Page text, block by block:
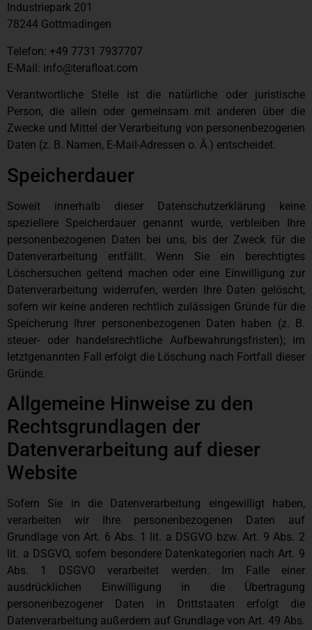
Industriepark 201
78244 Gottmadingen
Telefon: +49 7731 7937707
E-Mail: info@terafloat.com
Verantwortliche Stelle ist die natürliche oder juristische
Person, die allein oder gemeinsam mit anderen über die
Zwecke und Mittel der Verarbeitung von personenbezogenen
Daten (z. B. Namen, E-Mail-Adressen o. Ä.) entscheidet.
Speicherdauer
Soweit innerhalb dieser Datenschutzerklärung keine
speziellere Speicherdauer genannt wurde, verbleiben Ihre
personenbezogenen Daten bei uns, bis der Zweck für die
Datenverarbeitung entfällt. Wenn Sie ein berechtigtes
Löschersuchen geltend machen oder eine Einwilligung zur
Datenverarbeitung widerrufen, werden Ihre Daten gelöscht,
sofern wir keine anderen rechtlich zulässigen Gründe für die
Speicherung Ihrer personenbezogenen Daten haben (z. B.
steuer- oder handelsrechtliche Aufbewahrungsfristen); im
letztgenannten Fall erfolgt die Löschung nach Fortfall dieser
Gründe.
Allgemeine Hinweise zu den
Rechtsgrundlagen der
Datenverarbeitung auf dieser
Website
Sofern Sie in die Datenverarbeitung eingewilligt haben,
verarbeiten wir Ihre personenbezogenen Daten auf
Grundlage von Art. 6 Abs. 1 lit. a DSGVO bzw. Art. 9 Abs. 2
lit. a DSGVO, sofern besondere Datenkategorien nach Art. 9
Abs. 1 DSGVO verarbeitet werden. Im Falle einer
ausdrücklichen Einwilligung in die Übertragung
personenbezogener Daten in Drittstaaten erfolgt die
Datenverarbeitung außerdem auf Grundlage von Art. 49 Abs.